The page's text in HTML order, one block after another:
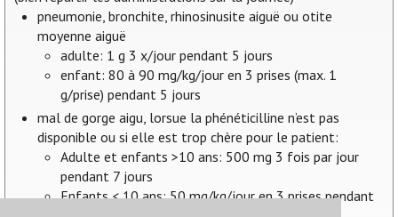
pneumonie, bronchite, rhinosinusite aiguë ou otite
moyenne aiguë
adulte: 1 g 3 x/jour pendant 5 jours
enfant: 80 à 90 mg/kg/jour en 3 prises (max. 1
g/prise) pendant 5 jours
mal de gorge aigu, lorsue la phénéticilline n’est pas
disponible ou si elle est trop chère pour le patient:
Adulte et enfants >10 ans: 500 mg 3 fois par jour
pendant 7 jours
Enfants < 10 ans: 50 mg/kg/jour en 3 prises pendant